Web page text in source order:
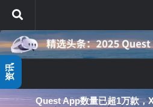
跳至内容
Quest App数量已超1万款，
资讯